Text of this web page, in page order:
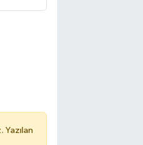
Yazılan